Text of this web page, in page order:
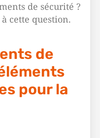
de sécurité ?
cette question.
de
pour la